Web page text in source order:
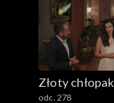
Złoty chłopak
odc. 278